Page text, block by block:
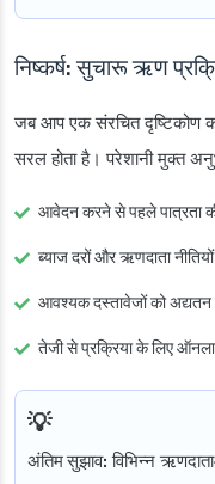
निष्कर्ष: सुचारू ऋण
जब आप एक संरचित दृष्टिकोण
सरल होता है। परेशानी मुक्त
आवेदन करने से पहले पात्रता
ब्याज दरों और ऋणदाता
आवश्यक दस्तावेजों को
तेजी से प्रक्रिया के लिए
अंतिम सुझाव: विभिन्न